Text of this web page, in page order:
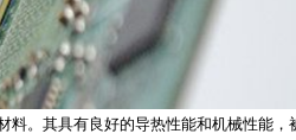
料。其具有良好的导热性能和机械性能，